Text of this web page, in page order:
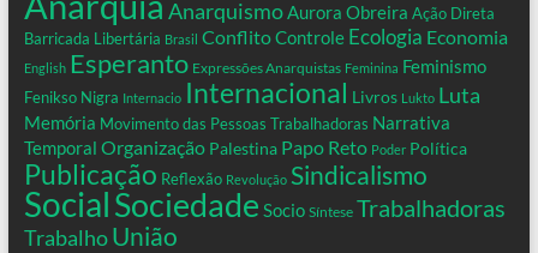
AnarquismoAurora Obreira Ação Direta
Barricada Libertária Brasil ConflitoControle Ecologia Economia
English Esperanto Expressões Anarquistas Feminina Feminismo
Fenikso Nigra Internacio Internacional Livros Lukto Luta
Memória Movimento das Pessoas Trabalhadoras Narrativa
Temporal Organização Palestina Papo Reto Poder Política
Publicação Reflexão Revolução Sindicalismo
SocialSociedade Socio Síntese Trabalhadoras
Trabalho União